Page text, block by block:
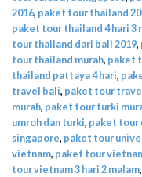
2016, paket tour thailand
paket tour thailand 4 hari 3
tour thailand dari bali 2019,
tour thailand murah, paket
thailand pattaya 4 hari,
travel bali, paket tour
murah, paket tour turki
umroh dan turki, paket tour
singapore, paket tour
vietnam, paket tour
tour vietnam 3 hari 2 malam,